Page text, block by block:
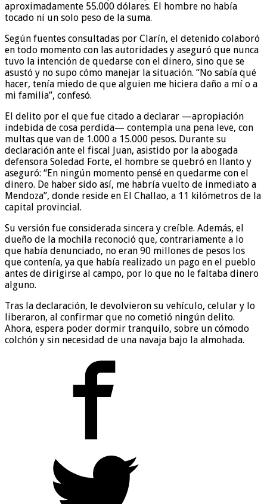
aproximadamente 55.000 dólares. El hombre no había
tocado ni un solo peso de la suma.
Según fuentes consultadas por Clarín, el detenido colaboró
en todo momento con las autoridades y aseguró que nunca
tuvo la intención de quedarse con el dinero, sino que se
asustó y no supo cómo manejar la situación. “No sabía qué
hacer, tenía miedo de que alguien me hiciera daño a mí o a
mi familia”, confesó.
El delito por el que fue citado a declarar —apropiación
indebida de cosa perdida— contempla una pena leve, con
multas que van de 1.000 a 15.000 pesos. Durante su
declaración ante el fiscal Juan, asistido por la abogada
defensora Soledad Forte, el hombre se quebró en llanto y
aseguró: “En ningún momento pensé en quedarme con el
dinero. De haber sido así, me habría vuelto de inmediato a
Mendoza”, donde reside en El Challao, a 11 kilómetros de la
capital provincial.
Su versión fue considerada sincera y creíble. Además, el
dueño de la mochila reconoció que, contrariamente a lo
que había denunciado, no eran 90 millones de pesos los
que contenía, ya que había realizado un pago en el pueblo
antes de dirigirse al campo, por lo que no le faltaba dinero
alguno.
Tras la declaración, le devolvieron su vehículo, celular y lo
liberaron, al confirmar que no cometió ningún delito.
Ahora, espera poder dormir tranquilo, sobre un cómodo
colchón y sin necesidad de una navaja bajo la almohada.